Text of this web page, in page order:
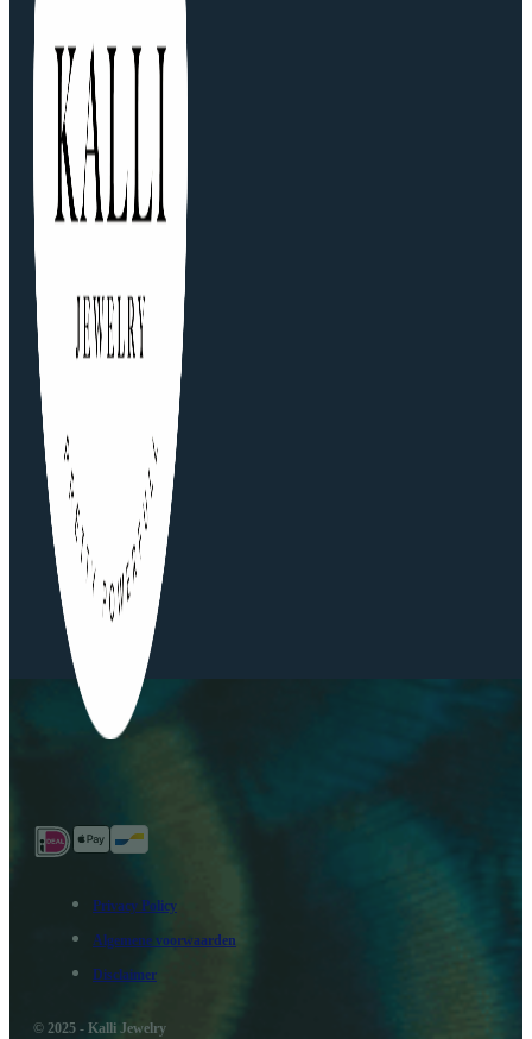
Privacy Policy
Algemene voorwaarden
Disclaimer
© 2025 - Kalli Jewelry